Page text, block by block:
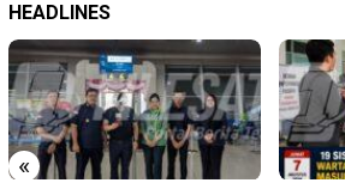
HEADLINES
«